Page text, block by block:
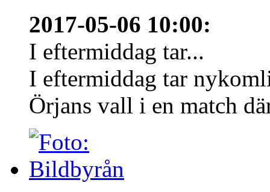
2017-05-06 10:00:
I eftermiddag tar...
I eftermiddag tar
Örjans vall i en match